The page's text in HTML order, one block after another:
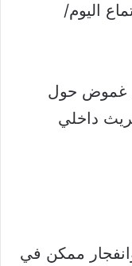
اليوم/
غموض حول
داخلي
ممكن في